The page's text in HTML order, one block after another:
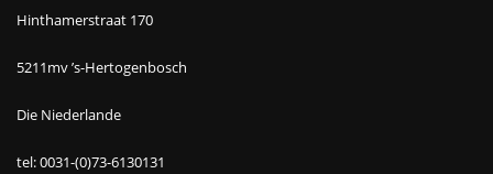
Hinthamerstraat 170
5211mv ’s-Hertogenbosch
Die Niederlande
tel: 0031-(0)73-6130131